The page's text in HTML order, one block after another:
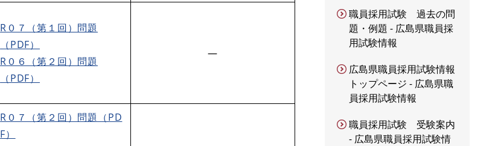
R０７（第１回）問題
（PDF）
​R０６（第２回）問題
（PDF）
―
R０７（第２回）問題（PD
F）
職員採用試験 過去の問
題・例題 - 広島県職員採
用試験情報
広島県職員採用試験情報
トップページ - 広島県職
員採用試験情報
職員採用試験 受験案内
- 広島県職員採用試験情